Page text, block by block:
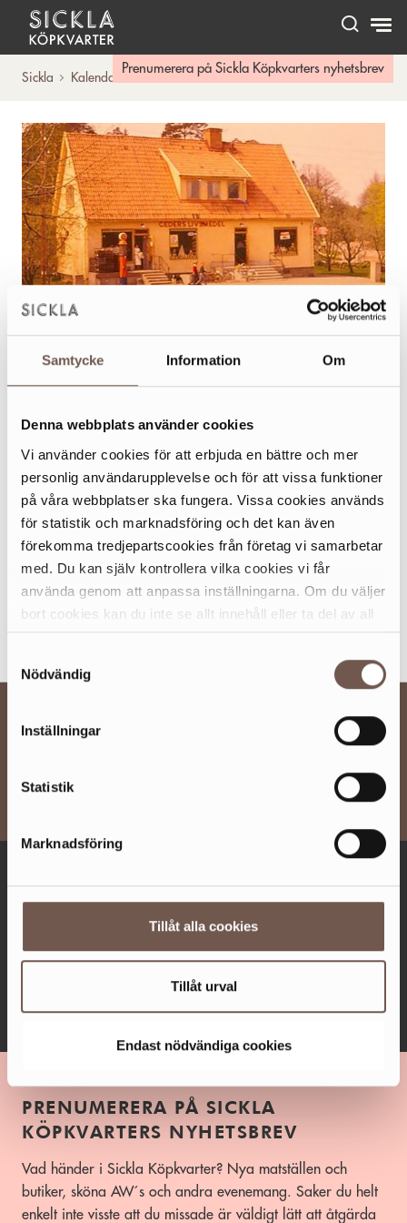
Samtycke Information Om
Denna webbplats använder cookies
Vi använder cookies för att erbjuda en bättre och mer
personlig användarupplevelse och för att vissa funktioner
på våra webbplatser ska fungera. Vissa cookies används
för statistik och marknadsföring och det kan även
förekomma tredjepartscookies från företag vi samarbetar
med. Du kan själv kontrollera vilka cookies vi får
använda genom att anpassa inställningarna. Om du väljer
bort cookies kan du inte se allt innehåll eller ta del av all
Nödvändig
Inställningar
Statistik
Marknadsföring
Tillåt alla cookies
Tillåt urval
Endast nödvändiga cookies
Hem
Prenumerera på Sickla Köpkvarters nyhetsbrev
Sickla Kalendarium Arkivbio
Välkommen på filmkväll där vi visar tre filmer från
Nacka lokalhistoriska arkivs samlingar.
När: 19 november 18:30. 18:00 öppnar vi
kaffeförsäljning i foajén. Det är gratis att se filmerna men
anmäl er gärna innan. Filmer: På luffen i Boo, Glimtar
från Nacka och Orminge lever. Fri entré. Läs mer och
anmäl dig på dieselverkstaden.
Boka här
OM SICKLA
Fler öppettider
Instagram
PRENUMERERA PÅ SICKLA
KÖPKVARTERS NYHETSBREV
Vad händer i Sickla Köpkvarter? Nya matställen och
butiker, sköna AW´s och andra evenemang. Saker du helt
enkelt inte visste att du missade är väldigt lätt att åtgärda